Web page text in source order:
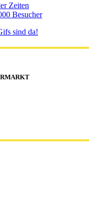
Zeiten
Besucher
sind da!